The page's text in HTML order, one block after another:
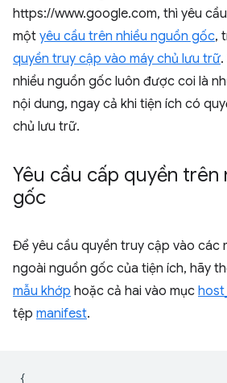
https://www.google.com, thì yêu
một yêu cầu trên nhiều nguồn gốc,
quyền truy cập vào máy chủ lưu trữ
nhiều nguồn gốc luôn được coi là
nội dung, ngay cả khi tiện ích có
chủ lưu trữ.
Yêu cầu cấp quyền trên
gốc
Để yêu cầu quyền truy cập vào các
ngoài nguồn gốc của tiện ích, hãy
mẫu khớp hoặc cả hai vào mục
tệp manifest.
{